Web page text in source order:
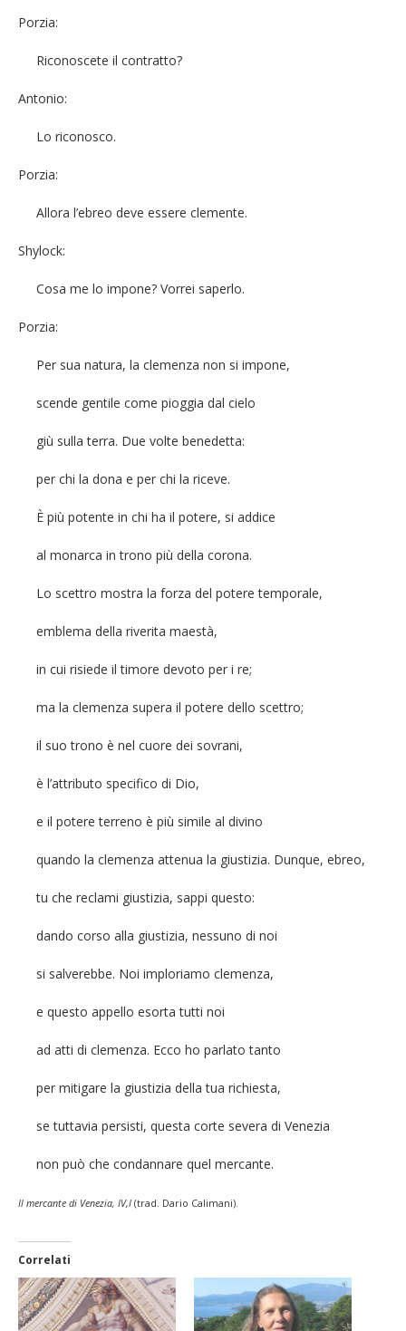
Porzia:
Riconoscete il contratto?
Antonio:
Lo riconosco.
Porzia:
Allora l’ebreo deve essere clemente.
Shylock:
Cosa me lo impone? Vorrei saperlo.
Porzia:
Per sua natura, la clemenza non si impone,
scende gentile come pioggia dal cielo
giù sulla terra. Due volte benedetta:
per chi la dona e per chi la riceve.
È più potente in chi ha il potere, si addice
al monarca in trono più della corona.
Lo scettro mostra la forza del potere temporale,
emblema della riverita maestà,
in cui risiede il timore devoto per i re;
ma la clemenza supera il potere dello scettro;
il suo trono è nel cuore dei sovrani,
è l’attributo specifico di Dio,
e il potere terreno è più simile al divino
quando la clemenza attenua la giustizia. Dunque, ebreo,
tu che reclami giustizia, sappi questo:
dando corso alla giustizia, nessuno di noi
si salverebbe. Noi imploriamo clemenza,
e questo appello esorta tutti noi
ad atti di clemenza. Ecco ho parlato tanto
per mitigare la giustizia della tua richiesta,
se tuttavia persisti, questa corte severa di Venezia
non può che condannare quel mercante.
Il mercante di Venezia, IV,I (trad. Dario Calimani).
Correlati